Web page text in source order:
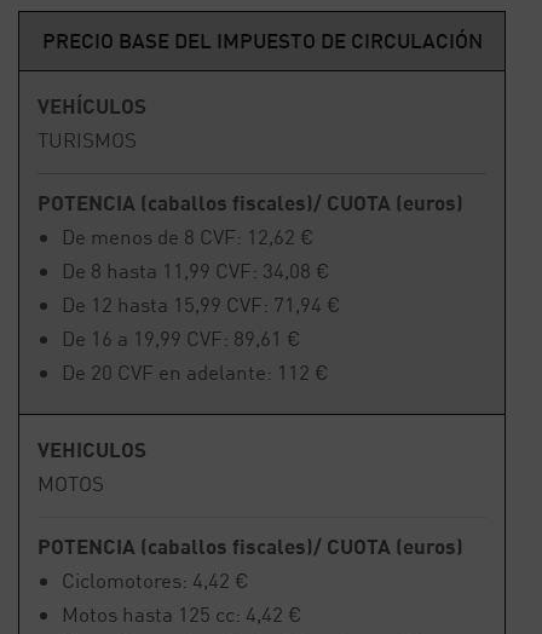
PRECIO BASE DEL IMPUESTO DE CIRCULACIÓN
VEHÍCULOS
TURISMOS
POTENCIA (caballos fiscales)/ CUOTA (euros)
De menos de 8 CVF: 12,62 €
De 8 hasta 11,99 CVF: 34,08 €
De 12 hasta 15,99 CVF: 71,94 €
De 16 a 19,99 CVF: 89,61 €
De 20 CVF en adelante: 112 €
VEHICULOS
MOTOS
POTENCIA (caballos fiscales)/ CUOTA (euros)
Ciclomotores: 4,42 €
Motos hasta 125 cc: 4,42 €